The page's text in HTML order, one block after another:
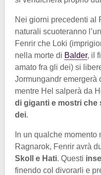
Nei giorni precedenti al
naturali scuoteranno
Fenrir che Loki
nella morte di Balder, il
amato fra gli dei) si
Jormungandr emergerà
mentre Hel salperà da
di giganti e mostri
dei.
In un qualche momento
Ragnarok, Fenrir avrà
Skoll e Hati. Questi
finendo col divorarli e